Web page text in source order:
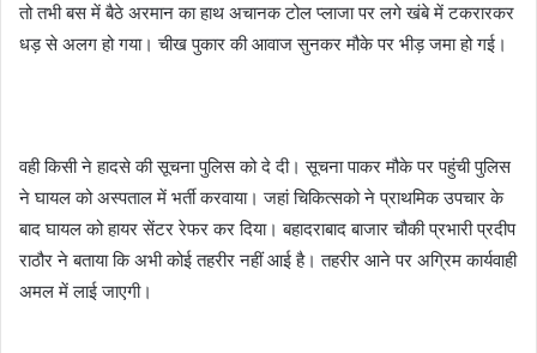
तो तभी बस में बैठे अरमान का हाथ अचानक टोल प्लाजा पर लगे खंबे में टकरारकर
धड़ से अलग हो गया। चीख पुकार की आवाज सुनकर मौके पर भीड़ जमा हो गई।
वही किसी ने हादसे की सूचना पुलिस को दे दी। सूचना पाकर मौके पर पहुंची पुलिस
ने घायल को अस्पताल में भर्ती करवाया। जहां चिकित्सको ने प्राथमिक उपचार के
बाद घायल को हायर सेंटर रेफर कर दिया। बहादराबाद बाजार चौकी प्रभारी प्रदीप
राठौर ने बताया कि अभी कोई तहरीर नहीं आई है। तहरीर आने पर अग्रिम कार्यवाही
अमल में लाई जाएगी।